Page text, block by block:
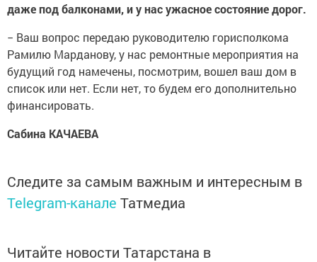
даже под балконами, и у нас ужасное состояние дорог.
− Ваш вопрос передаю руководителю горисполкома
Рамилю Марданову, у нас ремонтные мероприятия на
будущий год намечены, посмотрим, вошел ваш дом в
список или нет. Если нет, то будем его дополнительно
финансировать.
Сабина КАЧАЕВА
Следите за самым важным и интересным в
Telegram-канале Татмедиа
Читайте новости Татарстана в